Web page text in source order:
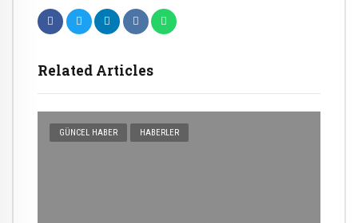
Related Articles
GÜNCEL HABER HABERLER